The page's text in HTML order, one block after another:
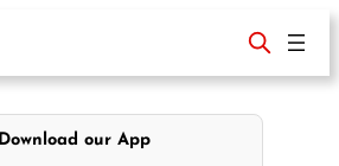
Download our App